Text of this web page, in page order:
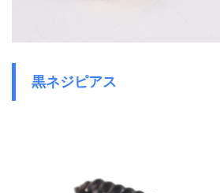
黒ネジピアス